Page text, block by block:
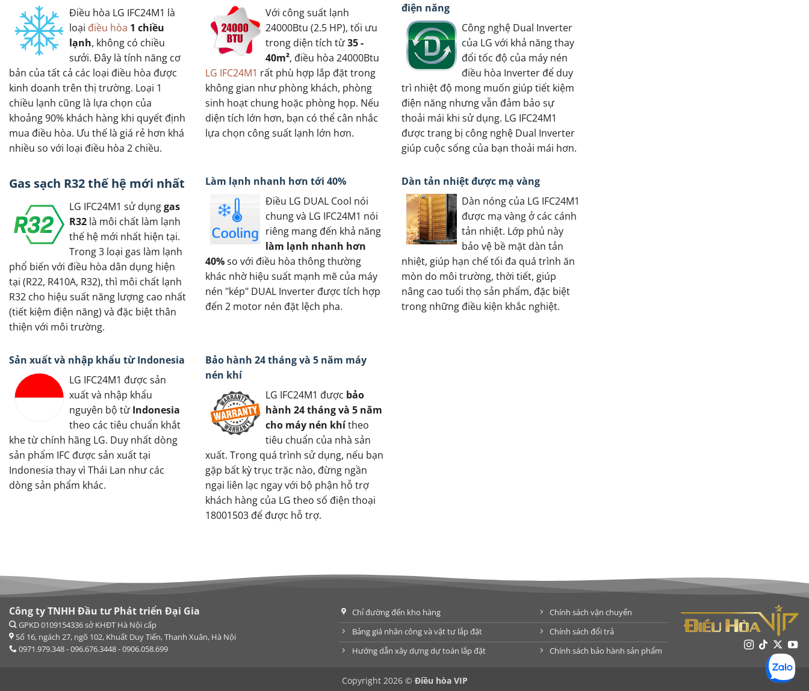
Điều hòa LG IFC24M1 là
loại điều hòa 1 chiều
lạnh, không có chiều
sưởi. Đây là tính năng cơ
bản của tất cả các loại điều hòa được
kinh doanh trên thị trường. Loại 1
chiều lạnh cũng là lựa chọn của
khoảng 90% khách hàng khi quyết định
mua điều hòa. Ưu thế là giá rẻ hơn khá
nhiều so với loại điều hòa 2 chiều.
Với công suất lạnh
24000Btu (2.5 HP), tối ưu
trong diện tích từ35 -
40m², điều hòa 24000Btu
LG IFC24M1 rất phù hợp lắp đặt trong
không gian như phòng khách, phòng
sinh hoạt chung hoặc phòng họp. Nếu
diện tích lớn hơn, bạn có thể cân nhắc
lựa chọn công suất lạnh lớn hơn.
điện năng
Công nghệ Dual Inverter
của LG với khả năng thay
đổi tốc độ của máy nén
điều hòa Inverter để duy
trì nhiệt độ mong muốn giúp tiết kiệm
điện năng nhưng vẫn đảm bảo sự
thoải mái khi sử dụng. LG IFC24M1
được trang bị công nghệ Dual Inverter
giúp cuộc sống của bạn thoải mái hơn.
Gas sạch R32 thế hệ mới nhất
LG IFC24M1 sử dụnggas
R32 là môi chất làm lạnh
thế hệ mới nhất hiện tại.
Trong 3 loại gas làm lạnh
phổ biến với điều hòa dân dụng hiện
tại (R22, R410A, R32), thì môi chất lạnh
R32 cho hiệu suất năng lượng cao nhất
(tiết kiệm điện năng) và đặc biệt thân
thiện với môi trường.
Làm lạnh nhanh hơn tới 40%
Điều LG DUAL Cool nói
chung và LG IFC24M1 nói
riêng mang đến khả năng
làm lạnh nhanh hơn
40%so với điều hòa thông thường
khác nhờ hiệu suất mạnh mẽ của máy
nén "kép" DUAL Inverter được tích hợp
đến 2 motor nén đặt lệch pha.
Dàn tản nhiệt được mạ vàng
Dàn nóng của LG IFC24M1
được mạ vàng ở các cánh
tản nhiệt. Lớp phủ này
bảo vệ bề mặt dàn tản
nhiệt, giúp hạn chế tối đa quá trình ăn
mòn do môi trường, thời tiết, giúp
nâng cao tuổi thọ sản phẩm, đặc biệt
trong những điều kiện khắc nghiệt.
Sản xuất và nhập khẩu từ Indonesia
LG IFC24M1 được sản
xuất và nhập khẩu
nguyên bộ từ Indonesia
theo các tiêu chuẩn khắt
khe từ chính hãng LG. Duy nhất dòng
sản phẩm IFC được sản xuất tại
Indonesia thay vì Thái Lan như các
dòng sản phẩm khác.
Bảo hành 24 tháng và 5 năm máy
nén khí
LG IFC24M1 được bảo
hành 24 tháng và 5 năm
cho máy nén khítheo
tiêu chuẩn của nhà sản
xuất. Trong quá trình sử dụng, nếu bạn
gặp bất kỳ trục trặc nào, đừng ngần
ngại liên lạc ngay với bộ phận hỗ trợ
khách hàng của LG theo số điện thoại
18001503 để được hỗ trợ.
Công ty TNHH Đầu tư Phát triển Đại Gia
Chỉ đường đến kho hàng
Bảng giá nhân công và vật tư lắp đặt
Hướng dẫn xây dựng dự toán lắp đặt
Chính sách vận chuyển
Chính sách đổi trả
Chính sách bảo hành sản phẩm
Copyright 2026 © Điều hòa VIP